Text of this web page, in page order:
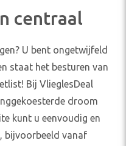
centraal
U bent ongetwijfeld
staat het besturen van
Bij VlieglesDeal
droom
kunt u eenvoudig en
bijvoorbeeld vanaf